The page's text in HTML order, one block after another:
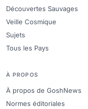
Découvertes Sauvages
Veille Cosmique
Sujets
Tous les Pays
À PROPOS
À propos de GoshNews
Normes éditoriales